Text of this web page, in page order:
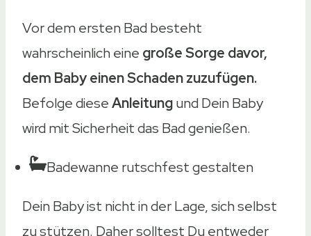
Vor dem ersten Bad besteht
wahrscheinlich eine große Sorge davor,
dem Baby einen Schaden zuzufügen.
Befolge dieseAnleitungund Dein Baby
wird mit Sicherheit das Bad genießen.
Badewanne rutschfest gestalten
Dein Baby ist nicht in der Lage, sich selbst
zu stützen. Daher solltest Du entweder